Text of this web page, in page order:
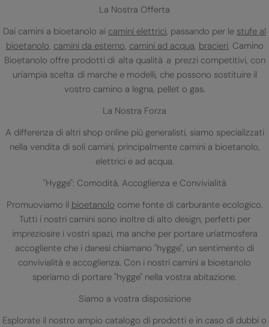
La Nostra Offerta
Dai camini a bioetanolo ai camini elettrici, passando per le stufe al
bioetanolo, camini da esterno, camini ad acqua, bracieri, Camino
Bioetanolo offre prodotti di alta qualità a prezzi competitivi, con
un'ampia scelta di marche e modelli, che possono sostituire il
vostro camino a legna, pellet o gas.
La Nostra Forza
A differenza di altri shop online più generalisti, siamo specializzati
nella vendita di soli camini, principalmente camini a bioetanolo,
elettrici e ad acqua.
"Hygge": Comodità, Accoglienza e Convivialità
Promuoviamo il bioetanolo come fonte di carburante ecologico.
Tutti i nostri camini sono inoltre di alto design, perfetti per
impreziosire i vostri spazi, ma anche per portare un'atmosfera
accogliente che i danesi chiamano "hygge", un sentimento di
convivialità e accoglienza. Con i nostri camini a bioetanolo
speriamo di portare "hygge" nella vostra abitazione.
Siamo a vostra disposizione
Esplorate il nostro ampio catalogo di prodotti e in caso di dubbi o